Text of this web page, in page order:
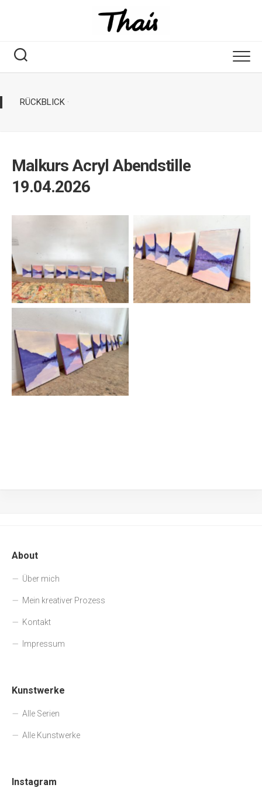
RÜCKBLICK ·
Malkurs Acryl Abendstille
19.04.2026
About
Über mich
Mein kreativer Prozess
Kontakt
Impressum
Kunstwerke
Alle Serien
Alle Kunstwerke
Instagram